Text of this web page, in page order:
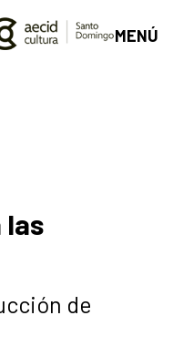
MENÚ
las
de